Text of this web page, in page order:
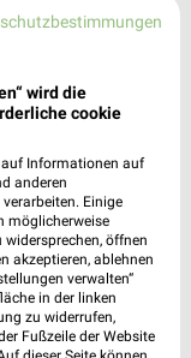
ab 03.08.
wird die
cookie
Informationen auf
anderen
Einige
möglicherweise
öffnen
akzeptieren, ablehnen
verwalten“
in der linken
zu widerrufen,
Fußzeile der Website